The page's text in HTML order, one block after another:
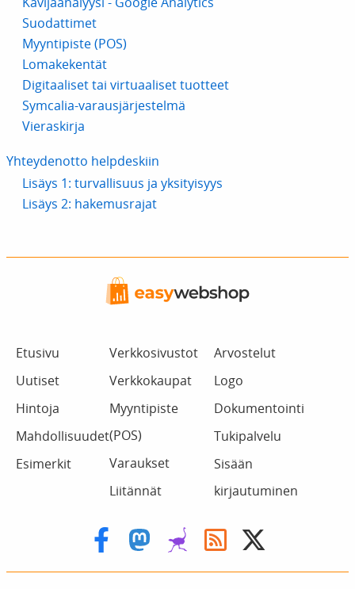
Suodattimet
Myyntipiste (POS)
Lomakekentät
Digitaaliset tai virtuaaliset tuotteet
Symcalia-varausjärjestelmä
Vieraskirja
Yhteydenotto helpdeskiin
Lisäys 1: turvallisuus ja yksityisyys
Lisäys 2: hakemusrajat
Etusivu
Uutiset
Hintoja
Mahdollisuudet
Esimerkit
Verkkosivustot
Verkkokaupat
Myyntipiste
(POS)
Varaukset
Liitännät
Arvostelut
Logo
Dokumentointi
Tukipalvelu
Sisään
kirjautuminen